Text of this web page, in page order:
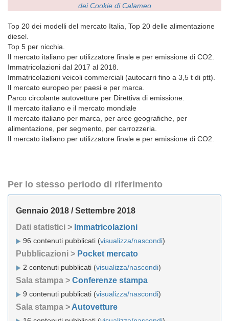
dei Cookie di Calameo
Top 20 dei modelli del mercato Italia, Top 20 delle alimentazione
diesel.
Top 5 per nicchia.
Il mercato italiano per utilizzatore finale e per emissione di CO2.
Immatricolazioni dal 2017 al 2018.
Immatricolazioni veicoli commerciali (autocarri fino a 3,5 t di ptt).
Il mercato europeo per paesi e per marca.
Parco circolante autovetture per Direttiva di emissione.
Il mercato italiano e il mercato mondiale
Il mercato italiano per marca, per aree geografiche, per
alimentazione, per segmento, per carrozzeria.
Il mercato italiano per utilizzatore finale e per emissione di CO2.
Per lo stesso periodo di riferimento
Gennaio 2018 / Settembre 2018
Dati statistici > Immatricolazioni
96 contenuti pubblicati (visualizza/nascondi)
Pubblicazioni > Pocket mercato
2 contenuti pubblicati (visualizza/nascondi)
Sala stampa > Conferenze stampa
9 contenuti pubblicati (visualizza/nascondi)
Sala stampa > Autovetture